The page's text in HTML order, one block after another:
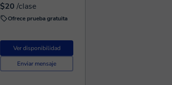
$20 /clase
Ofrece prueba gratuita
Ver disponibilidad
Enviar mensaje